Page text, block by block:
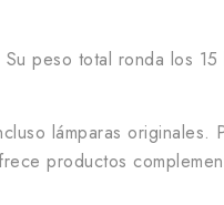
peso total ronda los 15
lámparas originales.
productos